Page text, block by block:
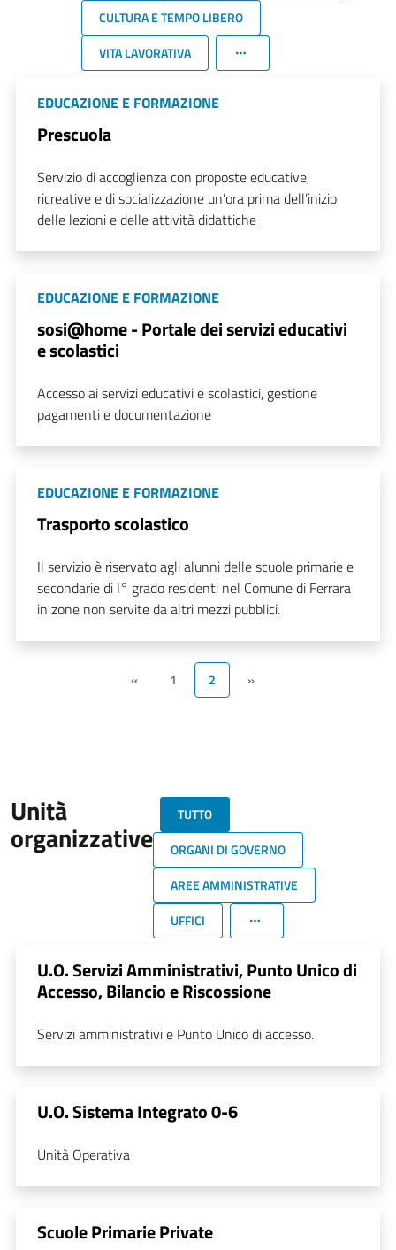
CULTURA E TEMPO LIBERO
VITA LAVORATIVA
EDUCAZIONE E FORMAZIONE
Prescuola
Servizio di accoglienza con proposte educative,
ricreative e di socializzazione un’ora prima dell’inizio
delle lezioni e delle attività didattiche
EDUCAZIONE E FORMAZIONE
sosi@home - Portale dei servizi educativi
e scolastici
Accesso ai servizi educativi e scolastici, gestione
pagamenti e documentazione
EDUCAZIONE E FORMAZIONE
Trasporto scolastico
Il servizio è riservato agli alunni delle scuole primarie e
secondarie di I° grado residenti nel Comune di Ferrara
in zone non servite da altri mezzi pubblici.
« 1 2 »
Unità
organizzative
TUTTO
ORGANI DI GOVERNO
AREE AMMINISTRATIVE
UFFICI
U.O. Servizi Amministrativi, Punto Unico di
Accesso, Bilancio e Riscossione
Servizi amministrativi e Punto Unico di accesso.
U.O. Sistema Integrato 0-6
Unità Operativa
Scuole Primarie Private